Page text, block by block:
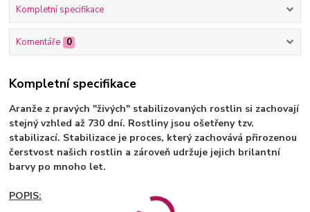
Kompletní specifikace
Komentáře 0
Kompletní specifikace
Aranže z pravých "živých" stabilizovaných rostlin si zachovají
stejný vzhled až 730 dní. Rostliny jsou ošetřeny tzv.
stabilizací. Stabilizace je proces, který zachovává přirozenou
čerstvost našich rostlin a zároveň udržuje jejich brilantní
barvy po mnoho let.
POPIS: